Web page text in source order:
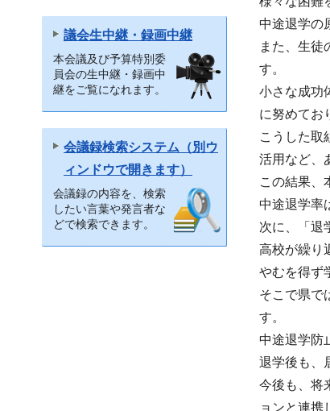
議会生中継・録画中継
本会議及び予算特別委
員会の生中継・録画中
継をご覧になれます。
会議録検索システム（別ウ
ィンドウで開きます）
会議録の内容を、検索
したい言葉や発言者な
どで検索できます。
中途退学の
また、生徒
す。
小さな成功
に努めてお
こうした取
活用など、
この結果、
中途退学率
次に、「退
高校が繰り
やむを得ず
そこで県で
す。
中途退学防
退学後も、
今後も、将
ョンと連携